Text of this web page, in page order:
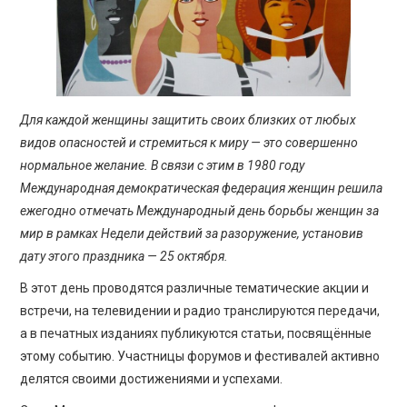
Для каждой женщины защитить своих близких от любых
видов опасностей и стремиться к миру — это совершенно
нормальное желание. В связи с этим в 1980 году
Международная демократическая федерация женщин решила
ежегодно отмечать Международный день борьбы женщин за
мир в рамках Недели действий за разоружение, установив
дату этого праздника — 25 октября.
В этот день проводятся различные тематические акции и
встречи, на телевидении и радио транслируются передачи,
а в печатных изданиях публикуются статьи, посвящённые
этому событию. Участницы форумов и фестивалей активно
делятся своими достижениями и успехами.